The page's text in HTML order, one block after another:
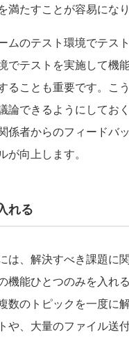
満たすことが容易になり
ムのテスト環境でテス
でテストを実施して機
ることも重要です。こ
論できるようにしてお
係者からのフィードバ
が向上します。
れる
は、解決すべき課題に
機能ひとつのみを入れ
数のトピックを一度に
や、大量のファイル送